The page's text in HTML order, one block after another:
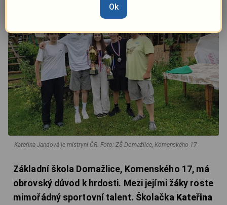
Kateřina Jandová je mistryní ČR. Foto: ZŠ Domažlice, Komenského 17
Základní škola Domažlice, Komenského 17, má
obrovský důvod k hrdosti. Mezi jejími žáky roste
mimořádný sportovní talent. Školačka Kateřina
Ok